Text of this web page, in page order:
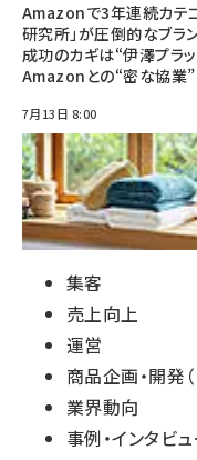
Amazonで3年連続カテ
研究所」が圧倒的なブラ
成功のカギは“伊澤プラ
Amazonとの“密な協業”
7月13日 8:00
集客
売上向上
運営
商品企画・開発（
業界動向
事例・インタビ